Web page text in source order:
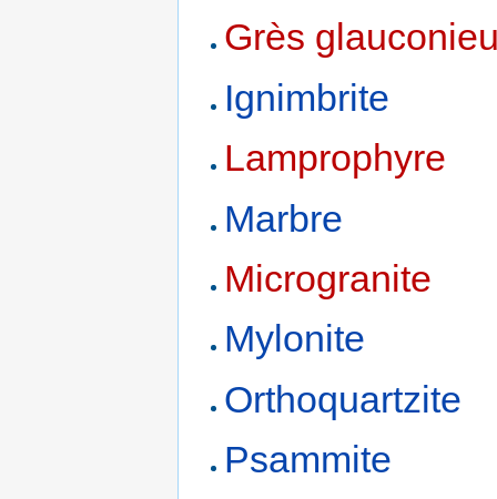
Grès
Ignimbrite
Lamprophyre
Marbre
Microgranite
Mylonite
Orthoquartzite
Psammite